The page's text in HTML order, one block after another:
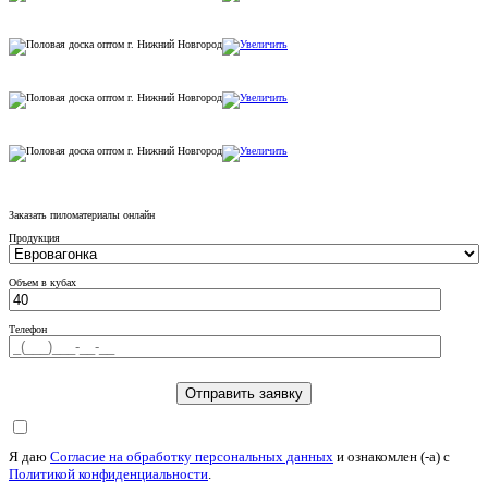
Заказать пиломатериалы онлайн
Продукция
Объем в кубах
Телефон
Я даю Согласие на обработку персональных данных и ознакомлен (-а) c
Политикой конфиденциальности.